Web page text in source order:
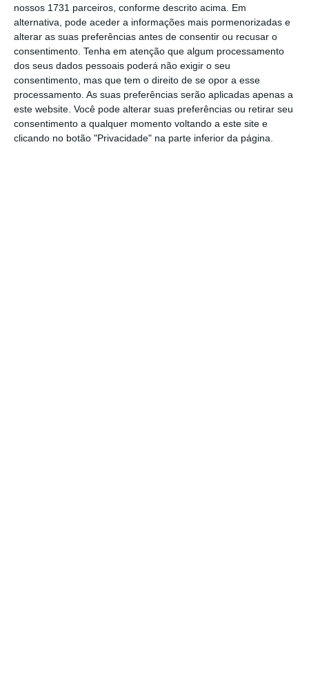
nossos 1731 parceiros, conforme descrito acima. Em
alternativa, pode aceder a informações mais pormenorizadas e
alterar as suas preferências antes de consentir ou recusar o
consentimento. Tenha em atenção que algum processamento
dos seus dados pessoais poderá não exigir o seu
consentimento, mas que tem o direito de se opor a esse
processamento. As suas preferências serão aplicadas apenas a
este website. Você pode alterar suas preferências ou retirar seu
consentimento a qualquer momento voltando a este site e
clicando no botão "Privacidade" na parte inferior da página.
recusada pelo Tribunal Supremo e
posteriormente no recurso para o Tribunal
Constitucional.
“Sabíamos que, a qualquer tempo, a Isabel
dos Santos haveria de sair,ou por renúncia
ou então por exoneração. Vaticinávamos que
fosse por renúncia, tendo em conta a pressão